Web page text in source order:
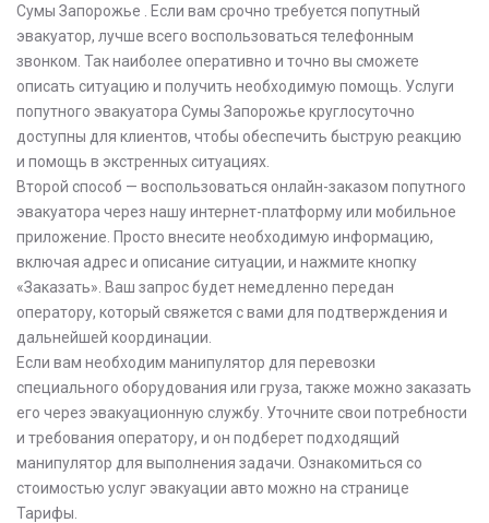
Сумы Запорожье . Если вам срочно требуется попутный
эвакуатор, лучше всего воспользоваться телефонным
звонком. Так наиболее оперативно и точно вы сможете
описать ситуацию и получить необходимую помощь. Услуги
попутного эвакуатора Сумы Запорожье круглосуточно
доступны для клиентов, чтобы обеспечить быструю реакцию
и помощь в экстренных ситуациях.
Второй способ — воспользоваться онлайн-заказом попутного
эвакуатора через нашу интернет-платформу или мобильное
приложение. Просто внесите необходимую информацию,
включая адрес и описание ситуации, и нажмите кнопку
«Заказать». Ваш запрос будет немедленно передан
оператору, который свяжется с вами для подтверждения и
дальнейшей координации.
Если вам необходим манипулятор для перевозки
специального оборудования или груза, также можно заказать
его через эвакуационную службу. Уточните свои потребности
и требования оператору, и он подберет подходящий
манипулятор для выполнения задачи. Ознакомиться со
стоимостью услуг эвакуации авто можно на странице
Тарифы.